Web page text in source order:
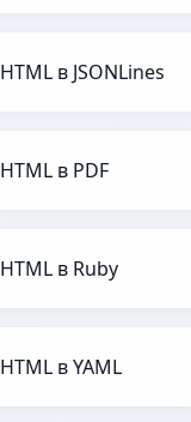
HTML в JSONLines
HTML в PDF
HTML в Ruby
HTML в YAML